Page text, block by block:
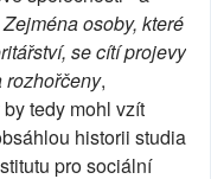
Zejména osoby, které
se cítí projevy
,
tedy mohl vzít
historii studia
pro sociální